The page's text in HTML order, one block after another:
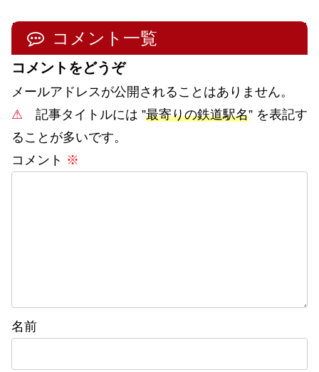
コメント一覧
コメントをどうぞ
メールアドレスが公開されることはありません。
⚠ 記事タイトルには ”最寄りの鉄道駅名” を表記す
ることが多いです。
コメント ※
名前